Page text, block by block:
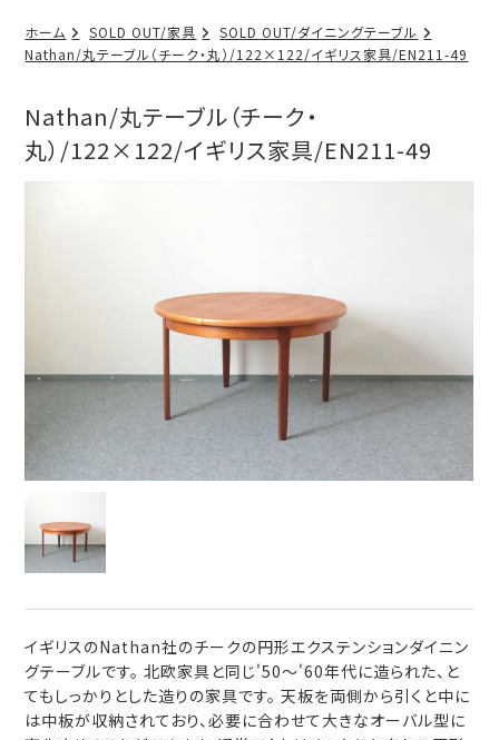
ホーム SOLD OUT/家具
SOLD OUT/ダイニングテーブル
Nathan/丸テーブル（チーク・丸）/122×122/イギリス家具/EN211-49
Nathan/丸テーブル（チーク・
丸）/122×122/イギリス家具/EN211-49
イギリスのNathan社のチークの円形エクステンションダイニン
グテーブルです。 北欧家具と同じ'50～'60年代に造られた、と
てもしっかりとした造りの家具です。 天板を両側から引くと中に
は中板が収納されており、必要に合わせて大きなオーバル型に